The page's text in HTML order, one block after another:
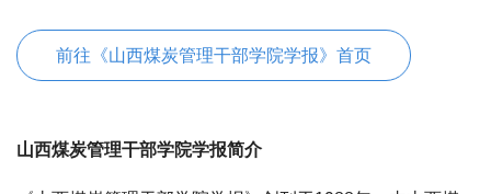
前往《山西煤炭管理干部学院学报》首页
山西煤炭管理干部学院学报简介